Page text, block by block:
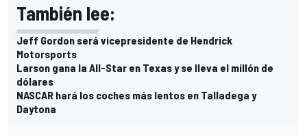
También lee:
Jeff Gordon será vicepresidente de Hendrick
Motorsports
Larson gana la All-Star en Texas y se lleva el millón de
dólares
NASCAR hará los coches más lentos en Talladega y
Daytona